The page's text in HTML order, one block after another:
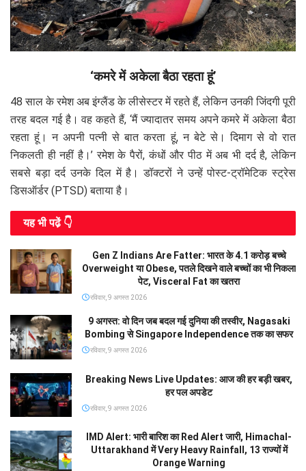
‘कमरे में अकेला बैठा रहता हूं’
48 साल के रमेश अब इंग्लैंड के लीसेस्टर में रहते हैं, लेकिन उनकी जिंदगी पूरी
तरह बदल गई है। वह कहते हैं, ‘मैं ज्यादातर समय अपने कमरे में अकेला बैठा
रहता हूं। न अपनी पत्नी से बात करता हूं, न बेटे से। दिमाग से वो रात
निकलती ही नहीं है।’ रमेश के पैरों, कंधों और पीठ में अब भी दर्द है, लेकिन
सबसे बड़ा दर्द उनके दिल में है। डॉक्टरों ने उन्हें पोस्ट-ट्रॉमेटिक स्ट्रेस
डिसऑर्डर (PTSD) बताया है।
यह भी पढे़ं 👇
Gen Z Indians Are Fatter: भारत के 4.1 करोड़ बच्चे
Overweight या Obese, पतले दिखने वाले बच्चों का भी निकला
पेट, Visceral Fat का खतरा
रविवार, 9 अगस्त 2026
9 अगस्त: वो दिन जब बदल गई दुनिया की तस्वीर, Nagasaki
Bombing से Singapore Independence तक का सफर
रविवार, 9 अगस्त 2026
Breaking News Live Updates: आज की हर बड़ी खबर,
हर पल अपडेट
रविवार, 9 अगस्त 2026
IMD Alert: भारी बारिश का Red Alert जारी, Himachal-
Uttarakhand में Very Heavy Rainfall, 13 राज्यों में
Orange Warning